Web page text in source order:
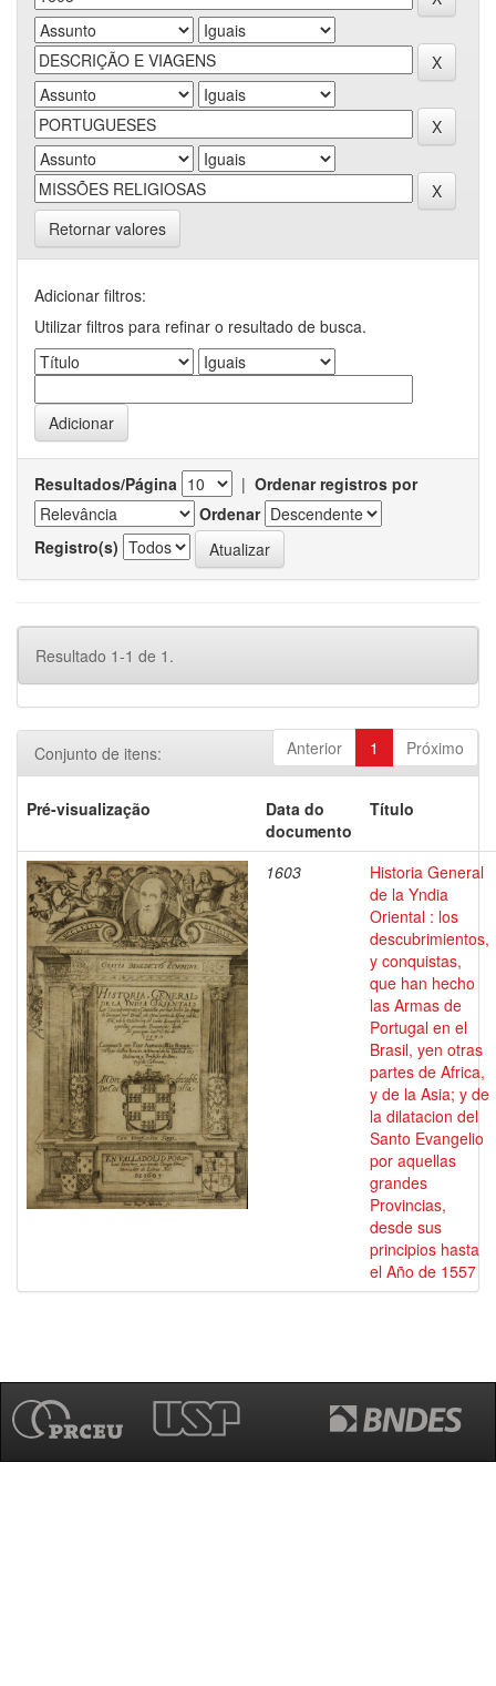
Retornar valores
Adicionar filtros:
Utilizar filtros para refinar o resultado de busca.
Resultados/Página | Ordenar registros por
Ordenar
Registro(s)
Resultado 1-1 de 1.
Anterior 1 Próximo
Conjunto de itens:
Pré-visualização
Data do
documento
Título
1603
Historia General
de la Yndia
Oriental : los
descubrimientos,
y conquistas,
que han hecho
las Armas de
Portugal en el
Brasil, yen otras
partes de Africa,
y de la Asia; y de
la dilatacion del
Santo Evangelio
por aquellas
grandes
Provincias,
desde sus
principios hasta
el Año de 1557